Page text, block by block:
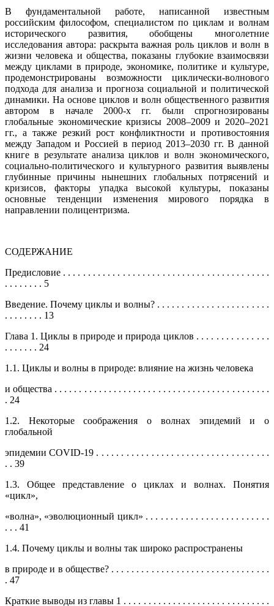
В фундаментальной работе, написанной известным
российским философом, специалистом по циклам и волнам
исторического развития, обобщены многолетние
исследования автора: раскрыта важная роль циклов и волн в
жизни человека и общества, показаны глубокие взаимосвязи
между циклами в природе, экономике, политике и культуре,
продемонстрированы возможности циклически-волнового
подхода для анализа и прогноза социальной и политической
динамики. На основе циклов и волн общественного развития
автором в начале 2000-х гг. были спрогнозированы
глобальные экономические кризисы 2008–2009 и 2020–2021
гг., а также резкий рост конфликтности и противостояния
между Западом и Россией в период 2013–2030 гг. В данной
книге в результате анализа циклов и волн экономического,
социально-политического и культурного развития выявлены
глубинные причины нынешних глобальных потрясений и
кризисов, факторы упадка высокой культуры, показаны
основные тенденции изменения мирового порядка в
направлении полицентризма.
СОДЕРЖАНИЕ
Предисловие . . . . . . . . . . . . . . . . . . . . . . . . . . . . . . . . . . . . . . . . . .
. . . . . . . . 5
Введение. Почему циклы и волны? . . . . . . . . . . . . . . . . . . . . . . .
. . . . . . . . 13
Глава 1. Циклы в природе и природа циклов . . . . . . . . . . . . . . .
. . . . . . . 24
1.1. Циклы и волны в природе: влияние на жизнь человека
и общества . . . . . . . . . . . . . . . . . . . . . . . . . . . . . . . . . . . . . . . . . . . .
. 24
1.2. Некоторые соображения о волнах эпидемий и о
глобальной
эпидемии COVID-19 . . . . . . . . . . . . . . . . . . . . . . . . . . . . . . . . . . .
. . 39
1.3. Общее представление о циклах и волнах. Понятия
«цикл»,
«волна», «эволюционный цикл» . . . . . . . . . . . . . . . . . . . . . . . . .
. . . 41
1.4. Почему циклы и волны так широко распространены
в природе и в обществе? . . . . . . . . . . . . . . . . . . . . . . . . . . . . . . . .
. 47
Краткие выводы из главы 1 . . . . . . . . . . . . . . . . . . . . . . . . . . . . . .